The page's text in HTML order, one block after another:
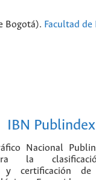
Bogotá). Facultad
IBN Publindex
Nacional
la
y certificación